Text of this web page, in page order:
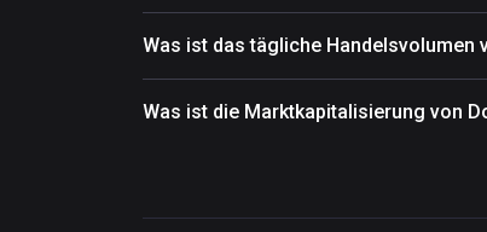
Was ist das tägliche Handelsvolumen
Was ist die Marktkapitalisierung von